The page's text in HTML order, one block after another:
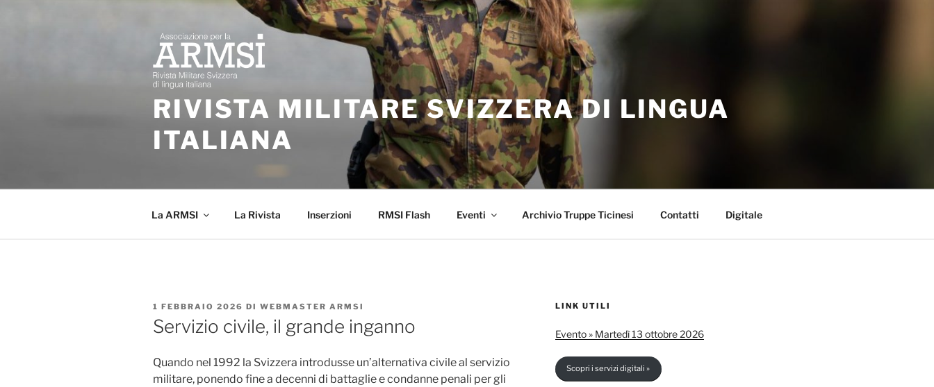
RIVISTA MILITARE SVIZZERA DI LINGUA
ITALIANA
La ARMSI La Rivista Inserzioni RMSI Flash Eventi Archivio Truppe Ticinesi Contatti Digitale
PUBBLICATO
IL
1 FEBBRAIO 2026 DI WEBMASTER ARMSI
Servizio civile, il grande inganno
Quando nel 1992 la Svizzera introdusse un’alternativa civile al servizio
militare, ponendo fine a decenni di battaglie e condanne penali per gli
LINK UTILI
Evento » Martedì 13 ottobre 2026
Scopri i servizi digitali »